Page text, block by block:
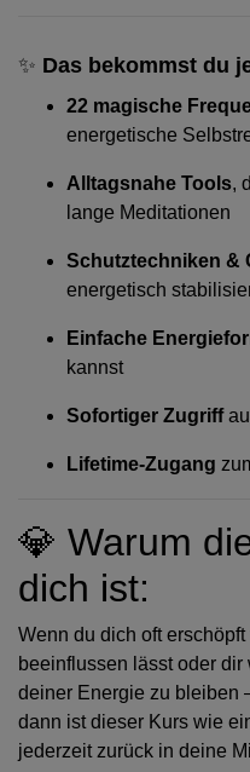
✨ Das bekommst du
22 magische
energetische
Alltagsnahe Tools,
lange Meditationen
Schutztechniken &
energetisch
Einfache
kannst
Sofortiger Zugriff
Lifetime-Zugang
💎 Warum
dich ist:
Wenn du dich oft
beeinflussen lässt oder
deiner Energie zu bleiben
dann ist dieser Kurs wie
jederzeit zurück in deine